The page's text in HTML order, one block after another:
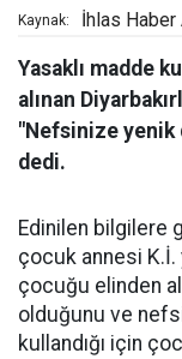
Kaynak: İhlas Haber
Yasaklı madde
alınan
"Nefsinize yenik
dedi.
Edinilen bilgilere
çocuk annesi K.İ.
çocuğu elinden
olduğunu ve
kullandığı için